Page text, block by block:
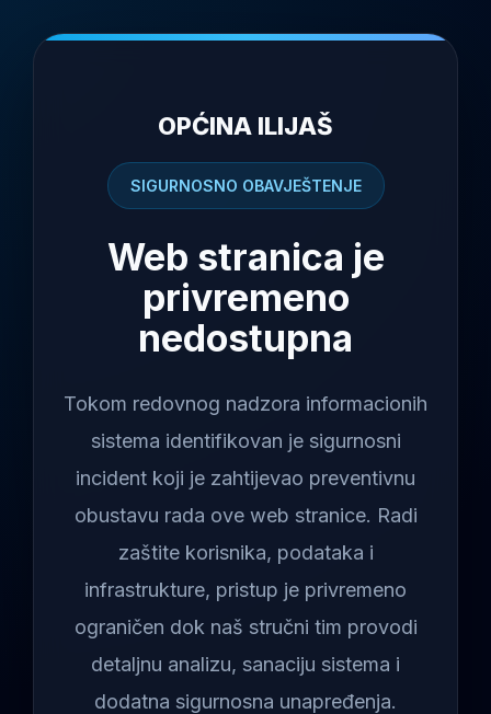
OPĆINA ILIJAŠ
SIGURNOSNO OBAVJEŠTENJE
Web stranica je
privremeno
nedostupna
Tokom redovnog nadzora informacionih
sistema identifikovan je sigurnosni
incident koji je zahtijevao preventivnu
obustavu rada ove web stranice. Radi
zaštite korisnika, podataka i
infrastrukture, pristup je privremeno
ograničen dok naš stručni tim provodi
detaljnu analizu, sanaciju sistema i
dodatna sigurnosna unapređenja.